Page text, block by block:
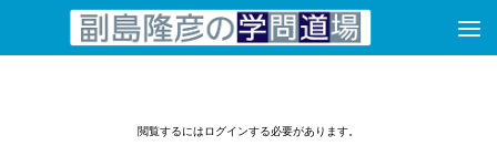
コンテンツへスキップ
閲覧するにはログインする必要があります。